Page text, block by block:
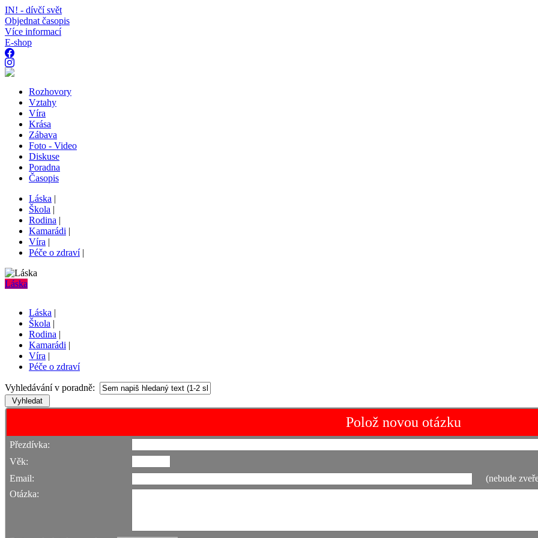
IN! - dívčí svět
Objednat časopis
Více informací
E-shop
Rozhovory
Vztahy
Víra
Krása
Zábava
Foto - Video
Diskuse
Poradna
Časopis
Láska |
Škola |
Rodina |
Kamarádi |
Víra |
Péče o zdraví|
Láska
Láska |
Škola |
Rodina |
Kamarádi |
Víra |
Péče o zdraví
Vyhledávání v poradně:
Polož novou otázku
Přezdívka:
Věk:
Email:
(nebude
Otázka: